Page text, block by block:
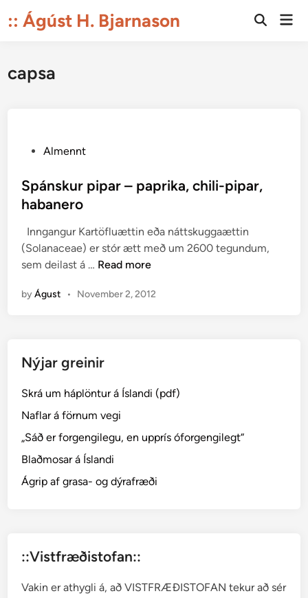
to:: Ágúst H. Bjarnason
Open
capsa
s
t
i
n
Almennt
Spánskur pipar – paprika, chili-pipar,
habanero
Inngangur Kartöfluættin eða náttskuggaættin
(Solanaceae) er stór ætt með um 2600 tegundum,
sem deilast á … S
á
u
p
a
r
–
i
a
Read more
byÁgust • November 2, 2012
Nýjar greinir
Skrá um háplöntur á Íslandi (pdf)
Naflar á förnum vegi
„Sáð er forgengilegu, en upprís óforgengilegt“
Blaðmosar á Íslandi
Ágrip af grasa- og dýrafræði
::Vistfræðistofan::
Vakin er athygli á, að VISTFRÆÐISTOFAN tekur að sér